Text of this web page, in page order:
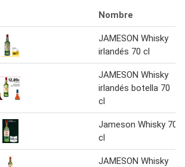
Nombre
JAMESON Whisky
irlandés 70 cl
JAMESON Whisky
irlandés botella 70
cl
Jameson Whisky 70
cl
JAMESON Whisky